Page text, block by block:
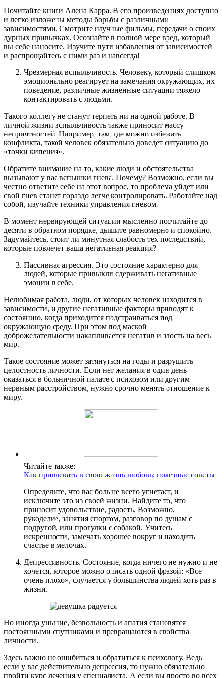
Почитайте книги Алена Карра. В его произведениях доступно
и легко изложены методы борьбы с различными
зависимостями. Смотрите научные фильмы, передачи о своих
дурных привычках. Осознайте в полной мере вред, который
вы себе наносите. Изучите пути избавления от зависимостей
и распрощайтесь с ними раз и навсегда!
Чрезмерная вспыльчивость. Человеку, который слишком
эмоционально реагирует на замечания окружающих, их
поведение, различные жизненные ситуации тяжело
контактировать с людьми.
Такого коллегу не станут терпеть ни на одной работе. В
личной жизни вспыльчивость также приносит массу
неприятностей. Например, там, где можно избежать
конфликта, такой человек обязательно доведет ситуацию до
«точки кипения».
Обратите внимание на то, какие люди и обстоятельства
вызывают у вас вспышки гнева. Почему? Возможно, если вы
честно ответите себе на этот вопрос, то проблема уйдет или
свой гнев станет гораздо легче контролировать. Работайте над
собой, изучайте техники управления гневом.
В момент нервирующей ситуации мысленно посчитайте до
десяти в обратном порядке, дышите равномерно и спокойно.
Задумайтесь, стоит ли минутная слабость тех последствий,
которые повлечет ваша негативная реакция?
Пассивная агрессия. Это состояние характерно для
людей, которые привыкли сдерживать негативные
эмоции в себе.
Нелюбимая работа, люди, от которых человек находится в
зависимости, и другие негативные факторы приводят к
состоянию, когда приходится подстраиваться под
окружающую среду. При этом под маской
доброжелательности накапливается негатив и злость на весь
мир.
Такое состояние может затянуться на годы и разрушить
целостность личности. Если нет желания в один день
оказаться в больничной палате с психозом или другим
нервным расстройством, нужно срочно менять отношение к
миру.
Читайте также:
Как привлекать в свою жизнь любовь: полезные советы
Определите, что вас больше всего угнетает, и
исключите это из своей жизни. Найдите то, что
приносит удовольствие, радость. Возможно,
рукоделие, занятия спортом, разговор по душам с
подругой, или прогулки с собакой. Учитесь
искренности, замечать хорошее вокруг и находить
счастье в мелочах.
Депрессивность. Состояние, когда ничего не нужно и не
хочется, которое можно описать одной фразой: «Все
очень плохо», случается у большинства людей хоть раз в
жизни.
Но иногда уныние, безвольность и апатия становятся
постоянными спутниками и превращаются в свойства
личности.
Здесь важно не ошибиться и обратиться к психологу. Ведь
если у вас действительно депрессия, то нужно обязательно
пройти курс лечения у специалиста. А если вы просто во всех